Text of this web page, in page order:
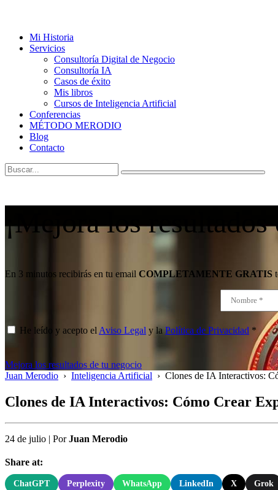
Mi Historia
Servicios
Consultoría Digital de Negocio
Consultoría IA
Casos de éxito
Mis libros
Cursos de Inteligencia Artificial
Conferencias
MÉTODO MERODIO
Blog
Contacto
¡Mejora los
En 3 minutos recibirás en tu email COMPLETAMENTE GRATIS
He leído y acepto el Aviso Legal y laPolítica de Privacidad *
Mejora los resultados de tu negocio
Juan Merodio › Inteligencia Artificial › Clones de IA Interactivos:
Clones de IA Interactivos: Cómo Crear
24 de julio | PorJuan Merodio
Share at:
ChatGPT Perplexity WhatsApp LinkedIn X Grok